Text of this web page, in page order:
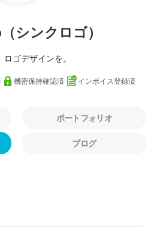
シンクロゴ）
ゴデザインを。
機密保持確認済 インボイス登録済
ポートフォリオ
ブログ